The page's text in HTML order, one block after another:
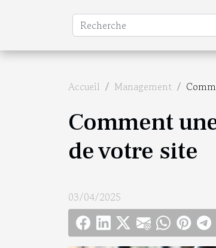
Accueil Management
Comment
de votre site
03/04/2025